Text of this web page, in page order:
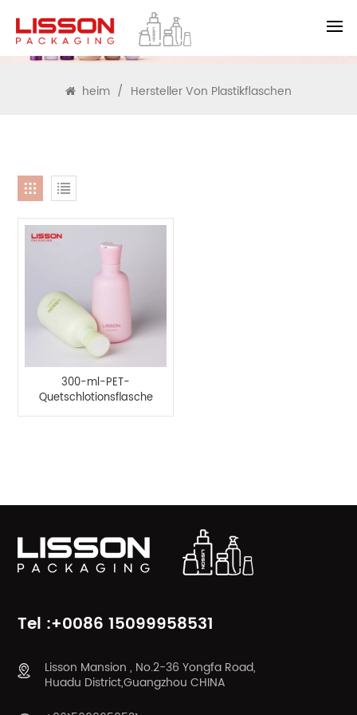
SUCHEN
heim / Hersteller Von Plastikflaschen
300-ml-PET-
Quetschlotionsflasche
aus Kunststoff mit
Tel :+0086 15099958531
Lisson Mansion , No.2-36 Yongfa Road,
Huadu District,Guangzhou CHINA